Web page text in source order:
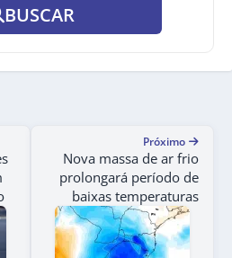
BUSCAR
Próximo
Nova massa de ar frio
prolongará período de
baixas temperaturas